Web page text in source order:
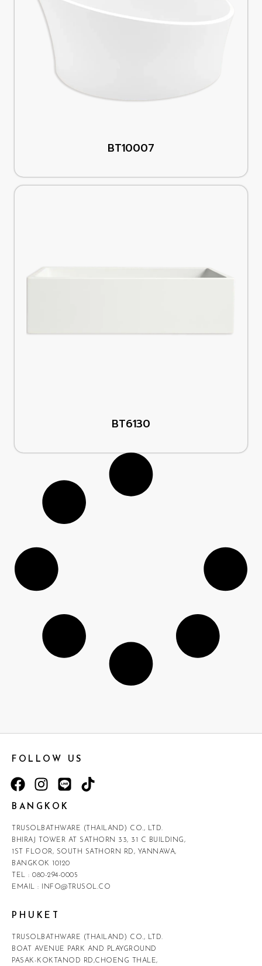
BT10007
BT6130
FOLLOW US
BANGKOK
TRUSOLBATHWARE (THAILAND) CO., LTD.
BHIRAJ TOWER AT SATHORN 33, 31 C BUILDING,
1ST FLOOR, SOUTH SATHORN RD, YANNAWA,
BANGKOK 10120
TEL : 080-294-0005
EMAIL :
INFO@TRUSOL.CO
PHUKET
TRUSOLBATHWARE (THAILAND) CO., LTD.
BOAT AVENUE PARK AND PLAYGROUND
PASAK-KOKTANOD RD,CHOENG THALE,